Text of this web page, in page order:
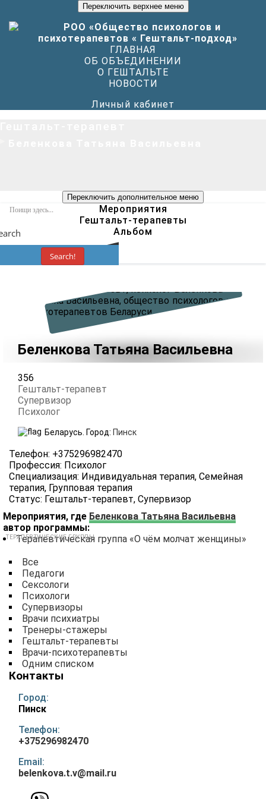
Переключить верхнее меню
ГЛАВНАЯ
ОБ ОБЪЕДИНЕНИИ
О ГЕШТАЛЬТЕ
НОВОСТИ
Личный кабинет
Переключить дополнительное меню
Search!
Мероприятия
Гештальт-терапевты
Альбом
Беленкова Татьяна Васильевна
356
Гештальт-терапевт
Супервизор
Психолог
Беларусь. Город: Пинск
Телефон: +375296982470
Профессия: Психолог
Специализация: Индивидуальная терапия, Семейная
терапия, Групповая терапия
Статус: Гештальт-терапевт, Супервизор
Мероприятия, где Беленкова Татьяна Васильевна
автор программы:
Терапевтическая группа «О чём молчат женщины»
ТЕРАПЕВТИЧЕСКИЕ ГРУППЫ
Все
Педагоги
Сексологи
Психологи
Супервизоры
Врачи психиатры
Тренеры-стажеры
Гештальт-терапевты
Врачи-психотерапевты
Одним списком
Контакты
Город:
Пинск
Телефон:
+375296982470
Email:
belenkova.t.v@mail.ru